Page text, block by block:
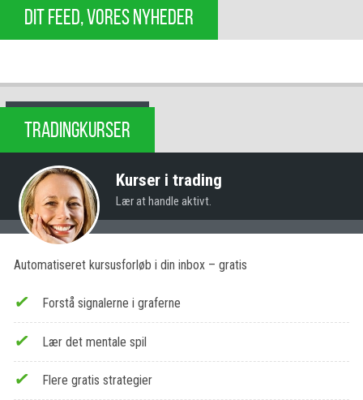
DIT FEED, VORES NYHEDER
TRADINGKURSER
Kurser i trading
Lær at handle aktivt.
Automatiseret kursusforløb i din inbox – gratis
Forstå signalerne i graferne
Lær det mentale spil
Flere gratis strategier